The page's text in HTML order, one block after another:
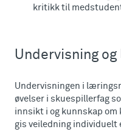
kritikk til
Undervisning
Undervisningen i
øvelser i skuespillerfag
innsikt i og kunnskap
gis veiledning individuelt